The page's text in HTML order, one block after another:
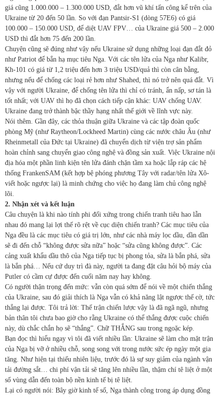
giá cũng 1.000.000 – 1.300.000 USD, đắt hơn vũ khí tấn công kể trên của
Ukraine từ 20 đến 50 lần. So với đạn Pantsir-S1 (dòng 57E6) có giá
100.000 – 150.000 USD, để diệt UAV FPV… của Ukraine giá 500 – 2.000
USD thì đắt hơn 75 đến 200 lần.
Chuyện cũng sẽ đúng như vậy nếu Ukraine sử dụng những loại đạn đắt đỏ
như Patriot để bắn hạ mục tiêu Nga. Với các tên lửa của Nga như Kalibr,
Kh-101 có giá từ 1,2 triệu đến hơn 3 triệu USD/quả thì còn cân bằng,
nhưng nếu để chống các loại rẻ hơn như Shahed, thì nó trở nên quá đắt. Vì
vậy với người Ukraine, để chống tên lửa thì chỉ có tránh, ẩn nấp, sơ tán là
tốt nhất; với UAV thì họ đã chọn cách tiếp cận khác: UAV chống UAV.
Ukraine đang trở thành bậc thầy hạng nhất thế giới về lĩnh vực này.
Nói thêm. Gần đây, các thỏa thuận giữa Ukraine và các tập đoàn quốc
phòng Mỹ (như Raytheon/Lockheed Martin) cùng các nước châu Âu (như
Rheinmetall của Đức tại Ukraine) đã chuyển dịch từ viện trợ sản phẩm
hoàn chỉnh sang chuyển giao công nghệ và đồng sản xuất. Việc Ukraine nội
địa hóa một phần linh kiện tên lửa đánh chặn tầm xa hoặc lắp ráp các hệ
thống FrankenSAM (kết hợp bệ phóng phương Tây với radar/tên lửa Xô-
viết hoặc ngược lại) là minh chứng cho việc họ đang làm chủ công nghệ
lõi.
2. Nhận xét và kết luận
Câu chuyện là khi nào tính phi đối xứng trong chiến tranh tiêu hao lẫn
nhau đó mang lại lợi thế rõ rệt về cục diện chiến tranh? Các mục tiêu của
Nga đều là các mục tiêu có giá trị lớn, như các nhà máy lọc dầu, dần dần
sẽ đi đến chỗ “không được sửa nữa” hoặc “sửa cũng không được”. Các
cảng xuất khẩu dầu thô của Nga tiếp tục bị phong tỏa, sửa là bắn phá, sửa
là bắn phá… Nếu cứ duy trì đà này, người ta đang đặt câu hỏi bộ máy của
Putler có cầm cự được đến cuối năm nay hay không.
Có người thận trọng đến mức: vẫn còn quá sớm để nói về một chiến thắng
của Ukraine, sau đó giải thích là Nga vẫn có khả năng lật ngược thế cờ, tức
thắng lại được. Tôi trả lời: Thế trận chiến lược vậy là đã ngã ngũ, nhưng
bản thân tôi chưa bao giờ cho rằng Ukraine có thể thắng được cuộc chiến
này, dù chắc chắn họ sẽ “thắng”. Chữ THẮNG sau trong ngoặc kép.
Bạn đọc thì hiểu ngay vì tôi đã viết nhiều lần: Ukraine sẽ làm cho mặt trận
của Nga bị vỡ ở nhiều chỗ, song song với trong nước sức ép ngày một gia
tăng. Như hiện tại thiếu nhiên liệu, trước đó là sự suy giảm của ngành vận
tải đường sắt… chi phí vận tải sẽ tăng lên nhiều lần, thậm chí tê liệt ở một
số vùng dẫn đến toàn bộ nền kinh tế bị tê liệt.
Lại có người nói: Bây giờ kinh tế số, Nga thành công trong áp dụng đồng